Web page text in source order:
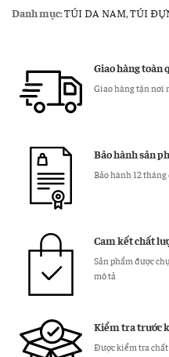
Đeo
Thật
TDL08
Danh mục:TÚI DA NAM,TÚI
Giao hàng toàn
Giao hàng tận nơi
Bảo hành sản
Bảo hành 12
Cam kết chất
Sản phẩm được
mô tả
Kiểm tra trước
Được kiểm tra